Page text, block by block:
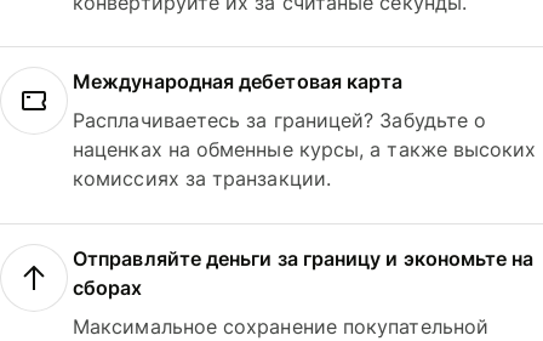
Международная дебетовая карта
Расплачиваетесь за границей? Забудьте о
наценках на обменные курсы, а также высоких
комиссиях за транзакции.
Отправляйте деньги за границу и экономьте на
сборах
Максимальное сохранение покупательной